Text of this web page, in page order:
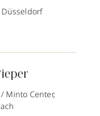
Düsseldorf
Minto Center,